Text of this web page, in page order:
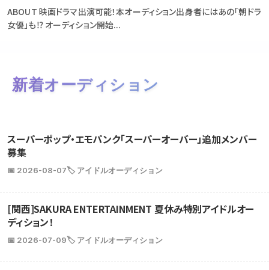
ABOUT 映画ドラマ出演可能！本オーディション出身者にはあの「朝ドラ
女優」も⁉ オーディション開始...
新着オーディション
スーパーポップ・エモパンク「スーパーオーバー」追加メンバー
募集
📅 2026-08-07🏷️ アイドルオーディション
[関西]SAKURA ENTERTAINMENT 夏休み特別アイドルオー
ディション！
📅 2026-07-09🏷️ アイドルオーディション